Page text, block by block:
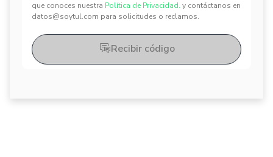
que conoces nuestra Política de Privacidad. y contáctanos en
datos@soytul.com para solicitudes o reclamos.
Recibir código